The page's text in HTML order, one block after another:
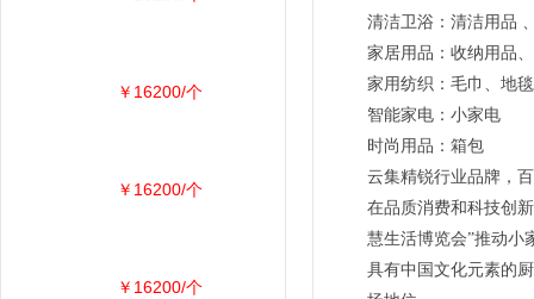
清洁卫浴：清洁用品
家居用品：收纳用品
家用纺织：毛巾、地
智能家电：小家电
时尚用品：箱包
云集精锐行业品牌，
在品质消费和科技创
慧生活博览会”推动小
具有中国文化元素的
￥16200/个
￥16200/个
￥16200/个